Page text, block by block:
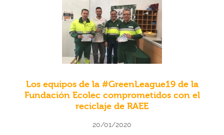
Los equipos de la #GreenLeague19 de la
Fundación Ecolec comprometidos con el
reciclaje de RAEE
20/01/2020